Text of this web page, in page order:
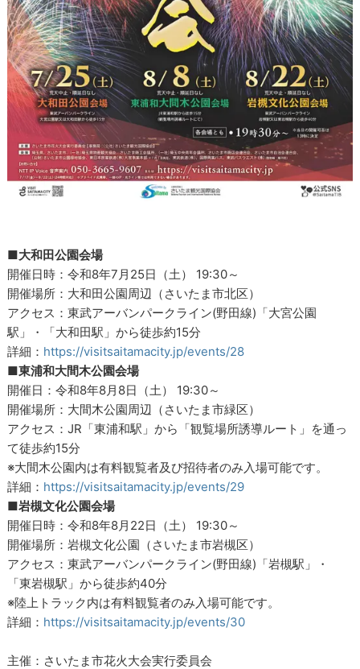
■大和田公園会場
開催日時：令和8年7月25日（土） 19:30～
開催場所：大和田公園周辺（さいたま市北区）
アクセス：東武アーバンパークライン(野田線)「大宮公園
駅」・「大和田駅」から徒歩約15分
詳細： https://visitsaitamacity.jp/events/28
■東浦和大間木公園会場
開催日：令和8年8月8日（土） 19:30～
開催場所：大間木公園周辺（さいたま市緑区）
アクセス：JR「東浦和駅」から「観覧場所誘導ルート」を通っ
て徒歩約15分
※大間木公園内は有料観覧者及び招待者のみ入場可能です。
詳細： https://visitsaitamacity.jp/events/29
■岩槻文化公園会場
開催日時：令和8年8月22日（土） 19:30～
開催場所：岩槻文化公園（さいたま市岩槻区）
アクセス：東武アーバンパークライン(野田線)「岩槻駅」・
「東岩槻駅」から徒歩約40分
※陸上トラック内は有料観覧者のみ入場可能です。
詳細： https://visitsaitamacity.jp/events/30
主催：さいたま市花火大会実行委員会